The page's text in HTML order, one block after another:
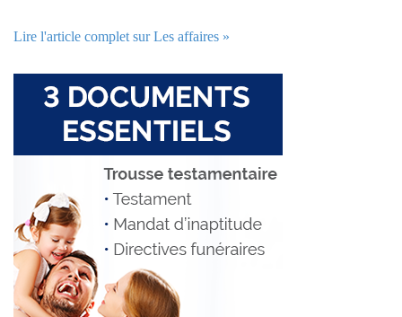
Lire l'article complet sur Les affaires »